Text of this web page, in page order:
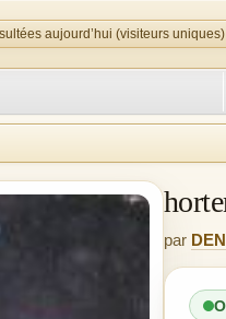
aujourd’hui (visiteurs uniques)
par